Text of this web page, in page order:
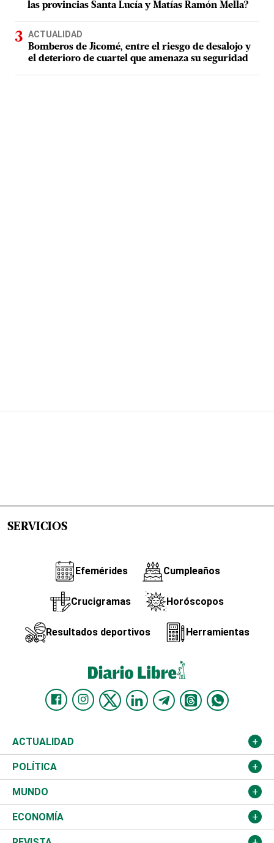
las provincias Santa Lucía y Matías Ramón Mella?
ACTUALIDAD
Bomberos de Jicomé, entre el riesgo de desalojo y
el deterioro de cuartel que amenaza su seguridad
SERVICIOS
Efemérides Cumpleaños
Crucigramas Horóscopos
Resultados deportivos Herramientas
ACTUALIDAD
Nacional
Ciudad
Educación
Salud
POLÍTICA
Partidos
JCE
MUNDO
Estados Unidos
ECONOMÍA